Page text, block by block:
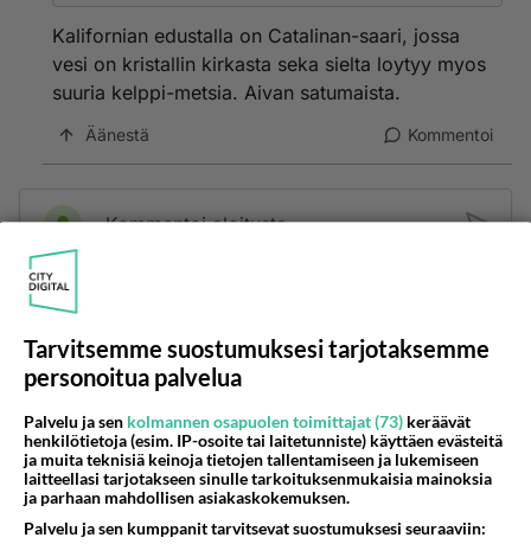
Kalifornian edustalla on Catalinan-saari, jossa
vesi on kristallin kirkasta seka sielta loytyy myos
suuria kelppi-metsia. Aivan satumaista.
Äänestä Kommentoi
Kommentoi aloitusta...
Ketjusta on poistettu
Takaisin ylös
LUETUIMMAT KESKUSTELUT
PÄIVÄ VIIKKO KUUKAUSI
kenen näköinen
Tarvitsemme suostumuksesi tarjotaksemme
personoitua palvelua
Palvelu ja sen kolmannen osapuolen toimittajat (73) keräävät
henkilötietoja (esim. IP-osoite tai laitetunniste) käyttäen evästeitä
ja muita teknisiä keinoja tietojen tallentamiseen ja lukemiseen
laitteellasi tarjotakseen sinulle tarkoituksenmukaisia mainoksia
ja parhaan mahdollisen asiakaskokemuksen.
Palvelu ja sen kumppanit tarvitsevat suostumuksesi seuraaviin: